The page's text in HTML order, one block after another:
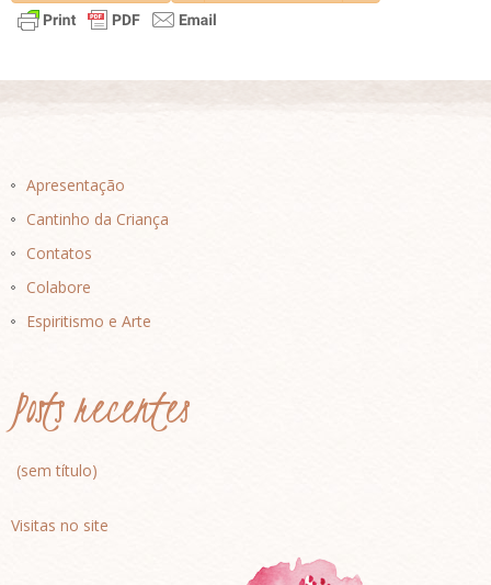
Apresentação
Cantinho da Criança
Contatos
Colabore
Espiritismo e Arte
Posts recentes
(sem título)
Visitas no site